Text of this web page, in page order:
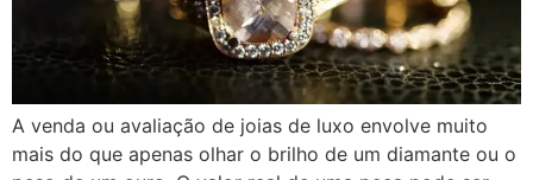
A venda ou avaliação de joias de luxo envolve muito
mais do que apenas olhar o brilho de um diamante ou o